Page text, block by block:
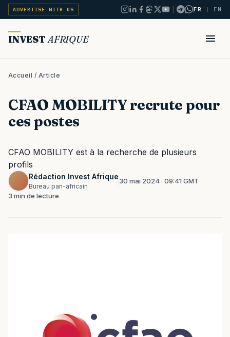
ADVERTISE WITH US | FR | EN
INVEST AFRIQUE
Accueil / Article
CFAO MOBILITY recrute pour
ces postes
CFAO MOBILITY est à la recherche de plusieurs
profils
Rédaction Invest Afrique
Bureau pan-africain
30 mai 2024 · 09:41 GMT
3 min de lecture